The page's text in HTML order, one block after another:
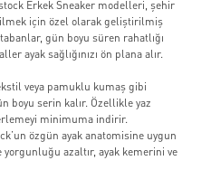
Erkek Sneaker modelleri, şehir
için özel olarak geliştirilmiş
gün boyu süren rahatlığı
ayak sağlığınızı ön plana alır.
veya pamuklu kumaş gibi
boyu serin kalır. Özellikle yaz
minimuma indirir.
özgün ayak anatomisine uygun
azaltır, ayak kemerini ve